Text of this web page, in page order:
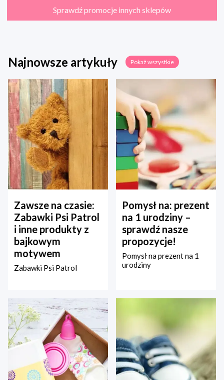
Sprawdź promocje innych sklepów
Najnowsze artykuły Pokaż wszystkie
Zawsze na czasie:
Zabawki Psi Patrol
i inne produkty z
bajkowym
motywem
Zabawki Psi Patrol
Pomysł na: prezent
na 1 urodziny –
sprawdź nasze
propozycje!
Pomysł na prezent na 1
urodziny